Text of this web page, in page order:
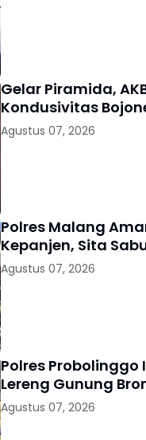
Gelar Piramida,
Kondusivitas
Agustus 07, 2026
Polres Malang
Kepanjen, Sita
Agustus 07, 2026
Polres
Lereng Gunung
Agustus 07, 2026